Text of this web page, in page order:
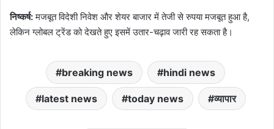
निष्कर्ष:मजबूत विदेशी निवेश और शेयर बाजार में तेजी से रुपया मजबूत हुआ है,
लेकिन ग्लोबल ट्रेंड को देखते हुए इसमें उतार-चढ़ाव जारी रह सकता है।
breaking news hindi news
latest news today news व्यापार